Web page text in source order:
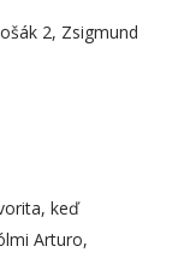
2, Zsigmund
keď
Arturo,